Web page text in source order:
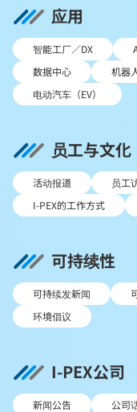
应用
智能工厂／DX
数据中心
机器
电动汽车（EV）
员工与文化
活动报道 员工
I-PEX的工作方式
可持续性
可持续发新闻
环境倡议
I-PEX公司
新闻公告 公司